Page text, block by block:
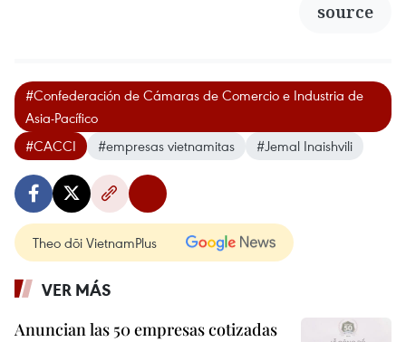
source
#Confederación de Cámaras de Comercio e Industria de
Asia-Pacífico
#CACCI
#empresas vietnamitas #Jemal Inaishvili
Theo dõi VietnamPlus
VER MÁS
Anuncian las 50 empresas cotizadas